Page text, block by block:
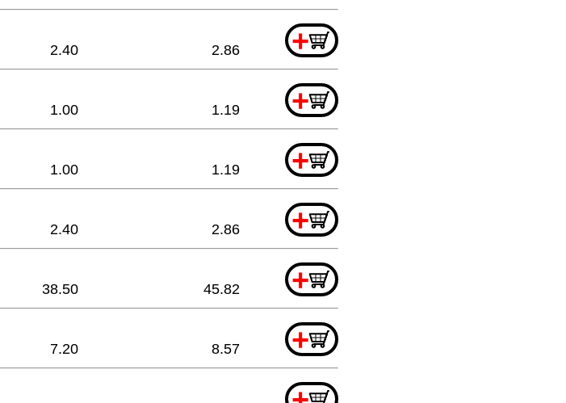
+
2.40 2.86
+
1.00 1.19
+
1.00 1.19
+
2.40 2.86
+
38.50 45.82
+
7.20 8.57